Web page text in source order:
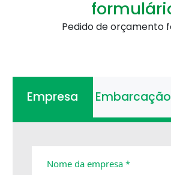
Pedido de orçamento
Empresa Embarcação
Nome da empresa *